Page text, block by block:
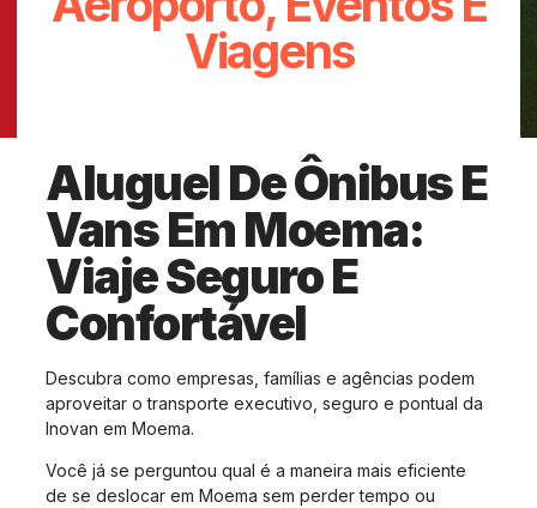
Viagens
Aluguel De Ônibus E
Vans Em Moema:
Viaje Seguro E
Confortável
Descubra como empresas, famílias e agências podem
aproveitar o transporte executivo, seguro e pontual da
Inovan em Moema.
Você já se perguntou qual é a maneira mais eficiente
de se deslocar em Moema sem perder tempo ou